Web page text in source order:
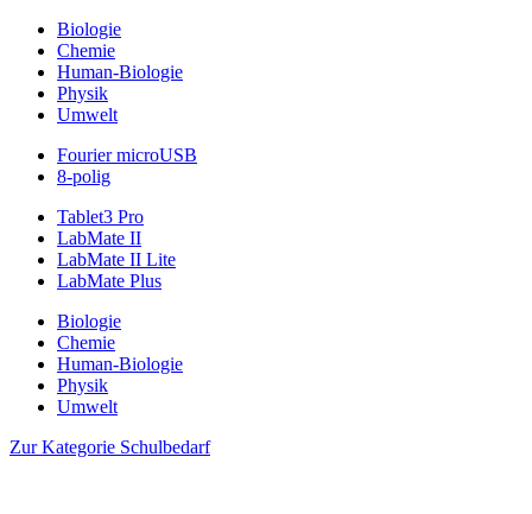
Biologie
Chemie
Human-Biologie
Physik
Umwelt
Fourier microUSB
8-polig
Tablet3 Pro
LabMate II
LabMate II Lite
LabMate Plus
Biologie
Chemie
Human-Biologie
Physik
Umwelt
Zur Kategorie Schulbedarf